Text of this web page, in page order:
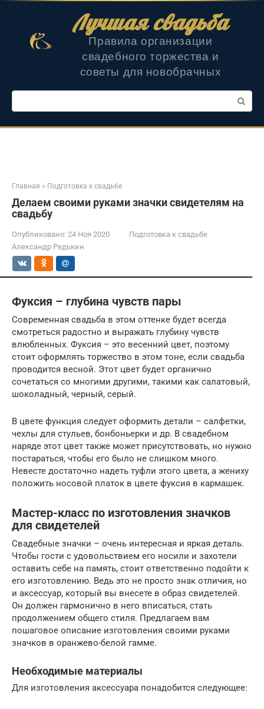
Лучшая свадьба
Правила организации
свадебного торжества и
советы для новобрачных
Поиск:
Главная » Подготовка к свадьбе
Делаем своими руками значки свидетелям на
свадьбу
Опубликовано: 24 Ноя 2020
Подготовка к свадьбе
Александр Редькин
Фуксия – глубина чувств пары
Современная свадьба в этом оттенке будет всегда
смотреться радостно и выражать глубину чувств
влюбленных. Фуксия – это весенний цвет, поэтому
стоит оформлять торжество в этом тоне, если свадьба
проводится весной. Этот цвет будет органично
сочетаться со многими другими, такими как салатовый,
шоколадный, черный, серый.
В цвете функция следует оформить детали – салфетки,
чехлы для стульев, бонбоньерки и др. В свадебном
наряде этот цвет также может присутствовать, но нужно
постараться, чтобы его было не слишком много.
Невесте достаточно надеть туфли этого цвета, а жениху
положить носовой платок в цвете фуксия в кармашек.
Мастер-класс по изготовления значков
для свидетелей
Свадебные значки – очень интересная и яркая деталь.
Чтобы гости с удовольствием его носили и захотели
оставить себе на память, стоит ответственно подойти к
его изготовлению. Ведь это не просто знак отличия, но
и аксессуар, который вы внесете в образ свидетелей.
Он должен гармонично в него вписаться, стать
продолжением общего стиля. Предлагаем вам
пошаговое описание изготовления своими руками
значков в оранжево-белой гамме.
Необходимые материалы
Для изготовления аксессуара понадобится следующее: